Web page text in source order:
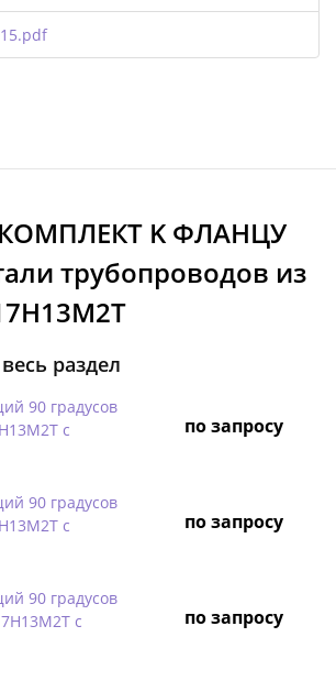
K ФЛАНЦУ
трубопроводов из
раздел
90 градусов
с
по запросу
90 градусов
с
по запросу
90 градусов
с
по запросу